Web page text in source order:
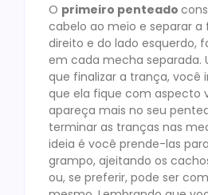
O primeiro penteado
cabelo ao meio e separar a
direito e do lado esquerdo,
em cada mecha separada.
que finalizar a trança, você
que ela fique com aspecto
apareça mais no seu
terminar as tranças nas
ideia é você prende-las
grampo, ajeitando os
ou, se preferir, pode ser